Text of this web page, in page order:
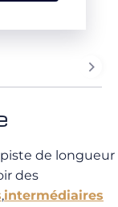
piste de longueur
des
,intermédiaires